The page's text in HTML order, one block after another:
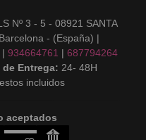
Nº 3 - 5 - 08921 SANTA
- (España) |
| 934664761 | 687794264
de Entrega: 24- 48H
incluidos
aceptados